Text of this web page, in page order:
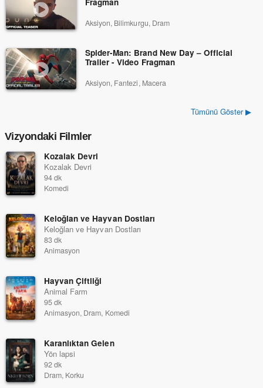
Aksiyon, Bilimkurgu, Dram
Spider-Man: Brand New Day – Official
Trailer - Video Fragman
Aksiyon, Fantezi, Macera
Tümünü Göster ▶
Vizyondaki Filmler
Kozalak Devri
Kozalak Devri
94 dk
Komedi
Keloğlan ve Hayvan Dostları
Keloğlan ve Hayvan Dostları
83 dk
Animasyon
Hayvan Çiftliği
Animal Farm
95 dk
Animasyon, Dram, Komedi
Karanlıktan Gelen
Yön lapsi
92 dk
Dram, Korku